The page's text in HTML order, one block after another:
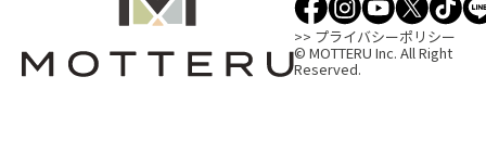
>> プライバシーポリシー
© MOTTERU Inc. All Right
Reserved.